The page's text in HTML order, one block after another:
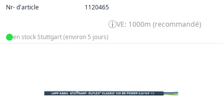
Nr- d'article
1120465
VE: 1000m (recommandé)
en stock Stuttgart (environ 5 jours)